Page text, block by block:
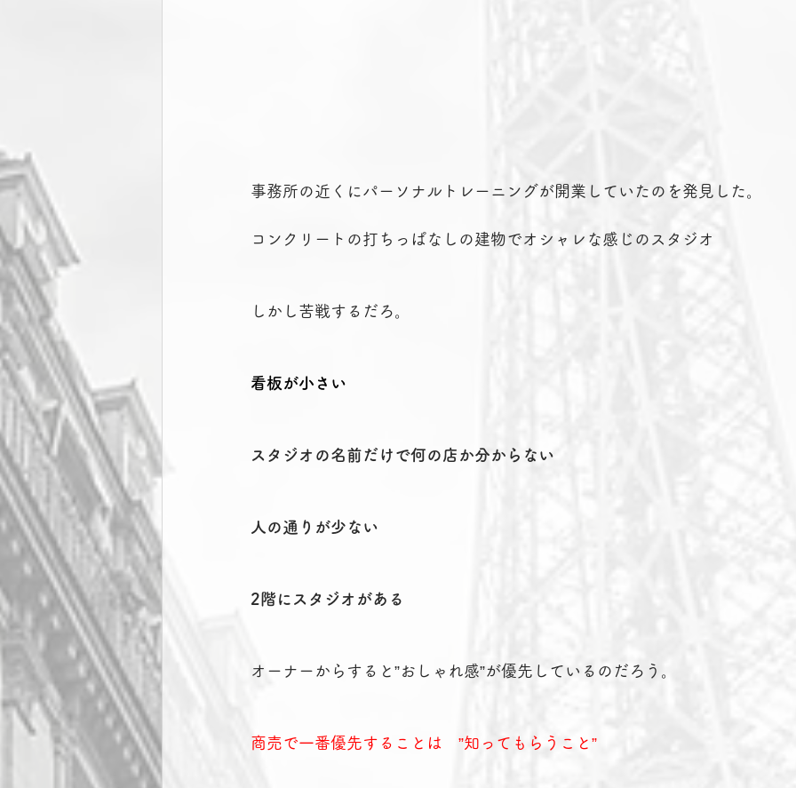
事務所の近くにパーソナルトレーニングが開業していたのを発見した。
コンクリートの打ちっぱなしの建物でオシャレな感じのスタジオ
しかし苦戦するだろ。
看板が小さい
スタジオの名前だけで何の店か分からない
人の通りが少ない
2階にスタジオがある
オーナーからすると”おしゃれ感”が優先しているのだろう。
商売で一番優先することは　”知ってもらうこと”